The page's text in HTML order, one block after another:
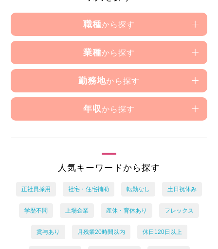
職種から探す
業種から探す
勤務地から探す
年収 から探す
人気キーワードから探す
正社員採用 社宅・住宅補助 転勤なし 土日祝休み
学歴不問 上場企業 産休・育休あり フレックス
賞与あり 月残業20時間以内 休日120日以上